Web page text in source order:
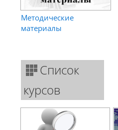
Методические
материалы
Список
курсов